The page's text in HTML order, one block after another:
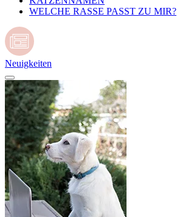
WELCHE RASSE PASST ZU MIR?
Neuigkeiten